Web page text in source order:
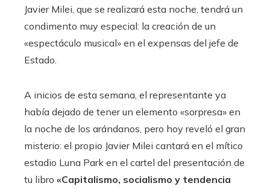
Javier Milei, que se realizará esta noche, tendrá un
condimento muy especial: la creación de un
«espectáculo musical» en el expensas del jefe de
Estado.
A inicios de esta semana, el representante ya
había dejado de tener un elemento «sorpresa» en
la noche de los arándanos, pero hoy reveló el gran
misterio: el propio Javier Milei cantará en el mítico
estadio Luna Park en el cartel del presentación de
tu libro «Capitalismo, socialismo y tendencia